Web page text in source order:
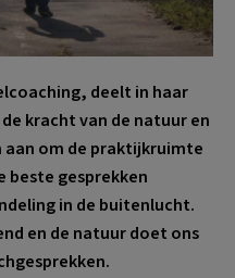
deelt in haar
kracht van de natuur en
aan om de praktijkruimte
beste gesprekken
in de buitenlucht.
en de natuur doet ons